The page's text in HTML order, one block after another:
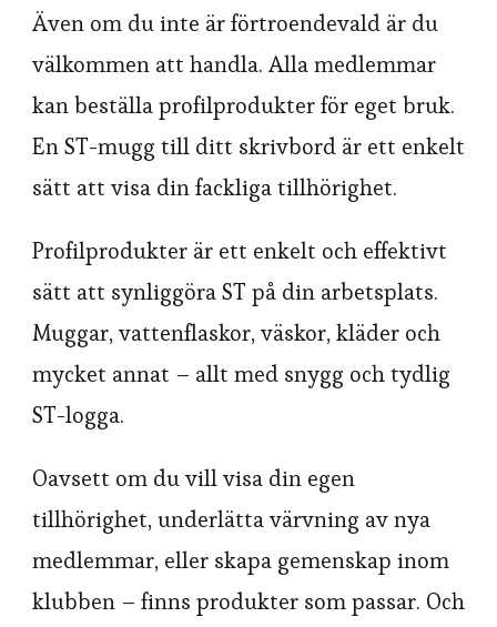
Även om du inte är förtroendevald är du
välkommen att handla. Alla medlemmar
kan beställa profilprodukter för eget bruk.
En ST-mugg till ditt skrivbord är ett enkelt
sätt att visa din fackliga tillhörighet.
Profilprodukter är ett enkelt och effektivt
sätt att synliggöra ST på din arbetsplats.
Muggar, vattenflaskor, väskor, kläder och
mycket annat – allt med snygg och tydlig
ST-logga.
Oavsett om du vill visa din egen
tillhörighet, underlätta värvning av nya
medlemmar, eller skapa gemenskap inom
klubben – finns produkter som passar. Och